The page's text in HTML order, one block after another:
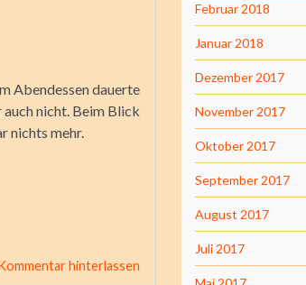
Abendessen dauerte
auch nicht. Beim Blick
nichts mehr.
hinterlassen
Februar 2018
Januar 2018
Dezember 2017
November 2017
Oktober 2017
September 2017
August 2017
Juli 2017